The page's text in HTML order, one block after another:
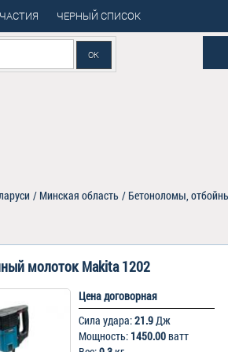
ЧЕРНЫЙ СПИСОК
/ Минская область / Бетоноломы,
молоток Makita 1202
Цена договорная
Сила удара:21.9Дж
Мощность: 1450.00ватт